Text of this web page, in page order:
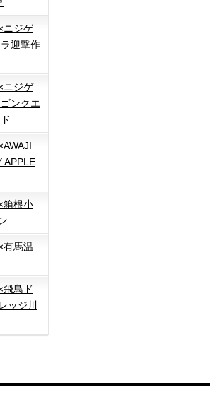
ニジゲ
迎撃作
ニジゲ
ンクエ
APPLE
箱根小
有馬温
飛鳥ド
ッジ川